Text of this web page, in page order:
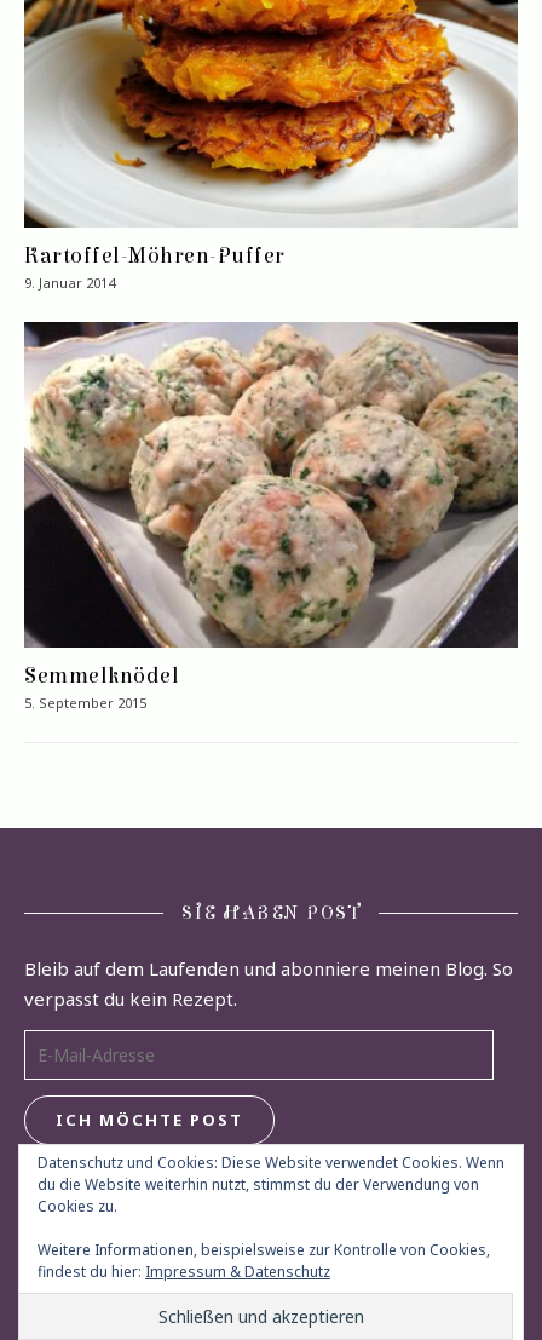
Kartoffel-Möhren-Puffer
9. Januar 2014
Semmelknödel
5. September 2015
SIE HABEN POST
Bleib auf dem Laufenden und abonniere meinen Blog. So
verpasst du kein Rezept.
E-Mail-Adresse
ICH MÖCHTE POST
© Herdgeflüster 2013 - 2026
Datenschutz und Cookies: Diese Website verwendet Cookies. Wenn
du die Website weiterhin nutzt, stimmst du der Verwendung von
Cookies zu.
Weitere Informationen, beispielsweise zur Kontrolle von Cookies,
findest du hier: Impressum & Datenschutz